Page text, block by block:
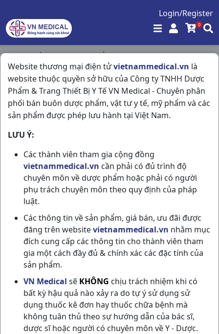
Login/Register
0
Website thương mại điện tửvietnammedical.vn là
website thuộc quyền sở hữu của Công ty TNHH Dược
Phẩm & Trang Thiết Bị Y Tế VN Medical - Chuyên phân
phối bán buôn dược phẩm, vật tư y tế, mỹ phẩm và các
sản phẩm được phép lưu hành tại Việt Nam.
LƯU Ý:
Các thành viên tham gia cộng đồng
vietnammedical.vn cần phải có đủ trình độ
chuyên môn về dược phẩm hoặc phải có người
phụ trách chuyên môn theo quy định của pháp
luật.
Các thông tin về sản phẩm, giá bán, ưu đãi được
đăng trên websitevietnammedical.vn nhằm mục
đích cung cấp các thông tin cho thành viên tham
gia một cách đầy đủ & chính xác các đặc tính của
sản phẩm.
VN Medical sẽ KHÔNG chịu trách nhiệm khi có
bất kỳ hậu quả nào xảy ra do tự ý sử dụng sử
dụng thuốc kê đơn hay thuốc chữa bệnh mà
không tuân thủ theo sự hướng dẫn của bác sĩ,
dược sĩ hoặc người có chuyên môn về Y - Dược.
Trang chủ / Hóa - Mỹ Phẩm /
Gynofar Th24c500ml Pharmedic
GYNOFAR TH24C500ML PHARMEDIC
NSX:Pharmedic
Nhóm hàng:Hóa - Mỹ Phẩm,